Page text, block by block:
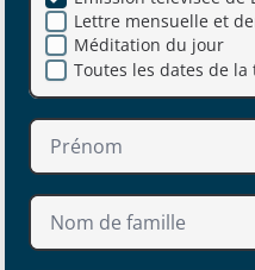
Lettre mensuelle et
Méditation du jour
Toutes les dates de la